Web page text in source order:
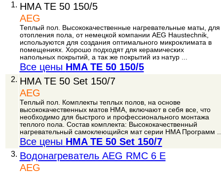
1. HMA TE 50 150/5
AEG
Теплый пол. Высококачественные нагревательные маты, для
отопления пола, от немецкой компании AEG Haustechnik,
используются для создания оптимального микроклимата в
помещениях. Хорошо подходят для керамических
напольных покрытий, а так же покрытий из натур ...
Все цены HMA TE 50 150/5
2. HMA TE 50 Set 150/7
AEG
Теплый пол. Комплекты теплых полов, на основе
высококачественных матов HMA, включают в себя все, что
необходимо для быстрого и профессионального монтажа
теплого пола. Состав комплекта: Высококачественный
нагревательный самоклеющийся мат серии HMA Программ
Все цены HMA TE 50 Set 150/7
3. Водонагреватель AEG RMC 6 E
AEG